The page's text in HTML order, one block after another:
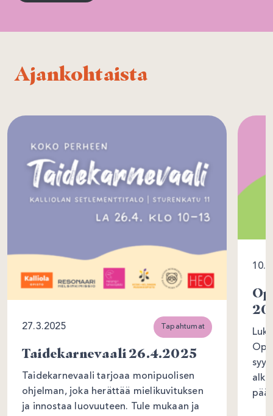
Ajankohtaista
27.3.2025 Tapahtumat
Taidekarnevaali 26.4.2025
Taidekarnevaali tarjoaa monipuolisen
ohjelman, joka herättää mielikuvituksen
ja innostaa luovuuteen. Tule mukaan ja